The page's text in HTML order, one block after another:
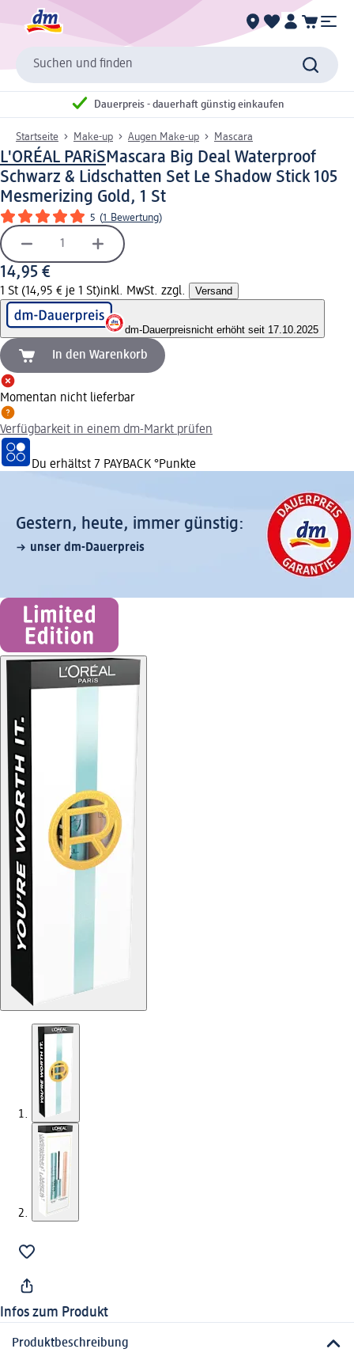
Suchen und finden
Dauerpreis - dauerhaft günstig einkaufen
Startseite Make-up Augen Make-up Mascara
L'ORÉAL PARiSMascara Big Deal Waterproof
Schwarz & Lidschatten Set Le Shadow Stick 105
Mesmerizing Gold, 1 St
5 (1 Bewertung)
14,95 €
1 St (14,95 € je 1 St)inkl. MwSt. zzgl. Versand
dm-Dauerpreisnicht erhöht seit 17.10.2025
In den Warenkorb
Momentan nicht lieferbar
Verfügbarkeit in einem dm-Markt prüfen
Du erhältst 7 PAYBACK °Punkte
Gestern, heute, immer günstig:
unser dm-Dauerpreis
Infos zum Produkt
Produktbeschreibung